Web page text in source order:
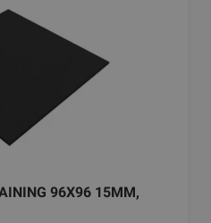
96X96 15MM,